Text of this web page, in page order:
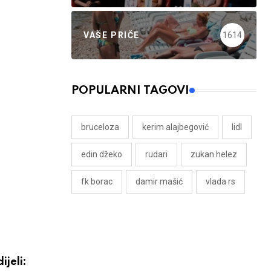
VAŠE PRIČE 1614
POPULARNI TAGOVI
bruceloza kerim alajbegović lidl
edin džeko rudari zukan helez
fk borac damir mašić vlada rs